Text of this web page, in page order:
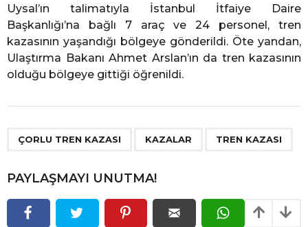
Uysal’ın talimatıyla İstanbul İtfaiye Daire
Başkanlığı’na bağlı 7 araç ve 24 personel, tren
kazasının yaşandığı bölgeye gönderildi. Öte yandan,
Ulaştırma Bakanı Ahmet Arslan’ın da tren kazasının
olduğu bölgeye gittiği öğrenildi.
ÇORLU TREN KAZASI KAZALAR TREN KAZASI
PAYLAŞMAYI UNUTMA!